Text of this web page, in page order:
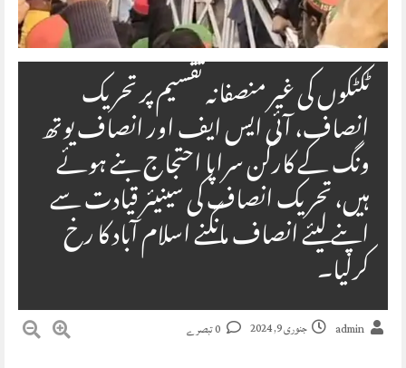
ٹکٹکوں کی غیر منصفانہ تقسیم پر تحریک
انصاف، آئی ایس ایف اور انصاف یوتھ
ونگ کے کارکن سراپا احتجاج بنے ہوئے
ہیں، تحریک انصاف کی سینیئر قیادت سے
اپنے لیئے انصاف مانگنے اسلام آباد کا رخ
کرلیا۔
admin جنوری 9, 2024